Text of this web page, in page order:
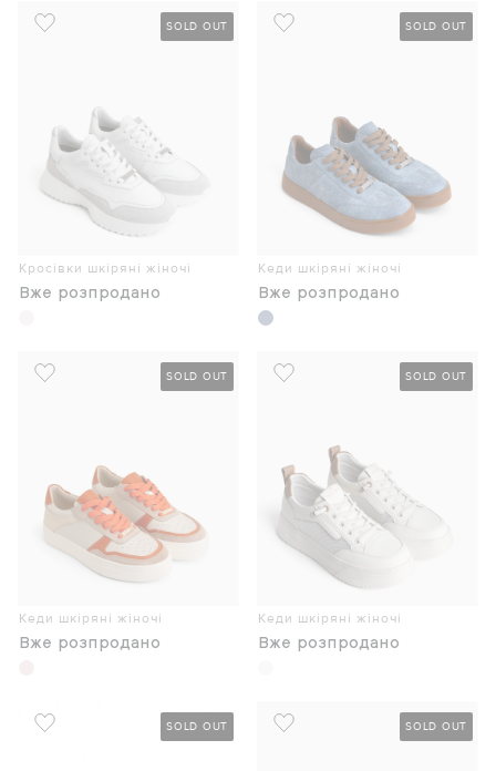
SOLD OUT
Кросівки шкіряні жіночі
Вже розпродано
SOLD OUT
Кеди шкіряні жіночі
Вже розпродано
SOLD OUT
Кеди шкіряні жіночі
Вже розпродано
SOLD OUT
Кеди шкіряні жіночі
Вже розпродано
SOLD OUT SOLD OUT